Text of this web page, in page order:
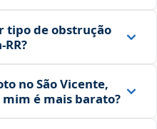
tipo de obstrução
no São Vicente,
mim é mais barato?